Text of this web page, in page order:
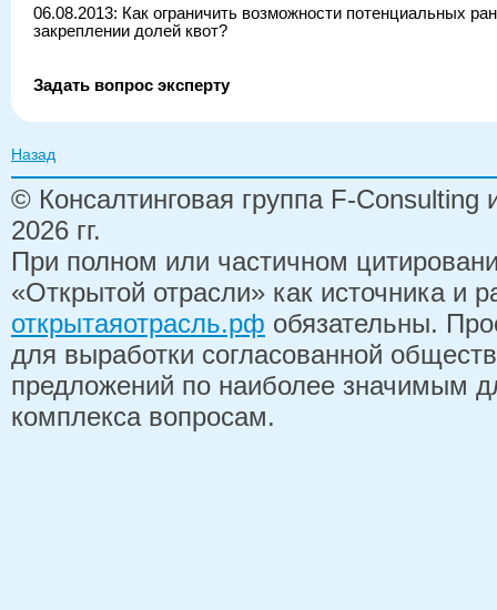
06.08.2013: Как ограничить возможности потенциальных
закреплении долей квот?
Задать вопрос эксперту
Назад
© Консалтинговая группа F-
2026 гг.
При полном или частичном
«Открытой отрасли» как источника и
открытаяотрасль.рф обязательны.
для выработки согласованной
предложений по наиболее значимым
комплекса вопросам.